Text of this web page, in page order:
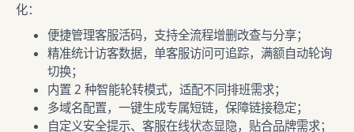
化：
便捷管理客服活码，支持全流程增删改查与分享；
精准统计访客数据，单客服访问可追踪，满额自动轮询
切换；
内置 2 种智能轮转模式，适配不同排班需求；
多域名配置，一键生成专属短链，保障链接稳定；
自定义安全提示、客服在线状态显隐，贴合品牌需求；